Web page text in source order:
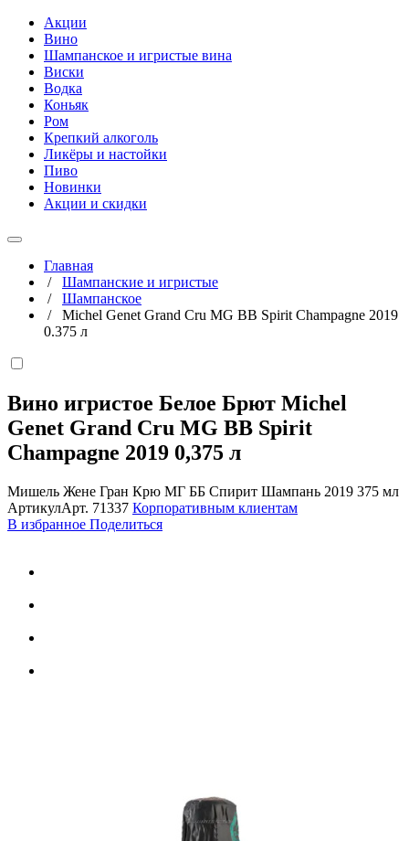
Акции
Вино
Шампанское и игристые вина
Виски
Водка
Коньяк
Ром
Крепкий алкоголь
Ликёры и настойки
Пиво
Новинки
Акции и скидки
Главная
/ Шампанские и игристые
/ Шампанское
/ Michel Genet Grand Cru MG BB Spirit Champagne 2019
0.375 л
Вино игристое Белое Брют Michel
Genet Grand Cru MG BB Spirit
Champagne 2019 0,375 л
Мишель Жене Гран Крю МГ ББ Спирит Шампань 2019 375 мл
АртикулАрт. 71337 Корпоративным клиентам
В избранное Поделиться